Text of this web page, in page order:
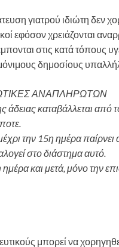
γιατρού ιδιώτη δεν
εφόσον χρειάζονται
στις κατά τόπους
δημοσίους
ΑΝΑΠΛΗΡΩΤΩΝ
άδειας καταβάλλεται
την 15η ημέρα
στο διάστημα αυτό.
και μετά, μόνο την
μπορεί να